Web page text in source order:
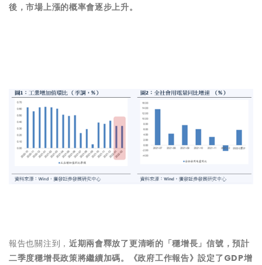
後，市場上漲的概率會逐步上升。
報告也關注到， 近期兩會釋放了更清晰的「穩增長」信號，預計
二季度穩增長政策將繼續加碼。《政府工作報告》設定了GDP增